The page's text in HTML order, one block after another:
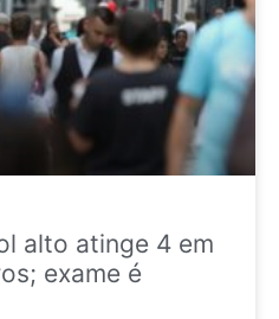
alto atinge 4 em
exame é